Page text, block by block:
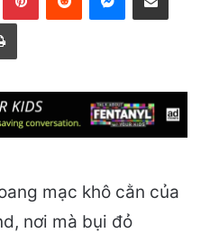
Print
mạc khô cằn của
nơi mà bụi đỏ